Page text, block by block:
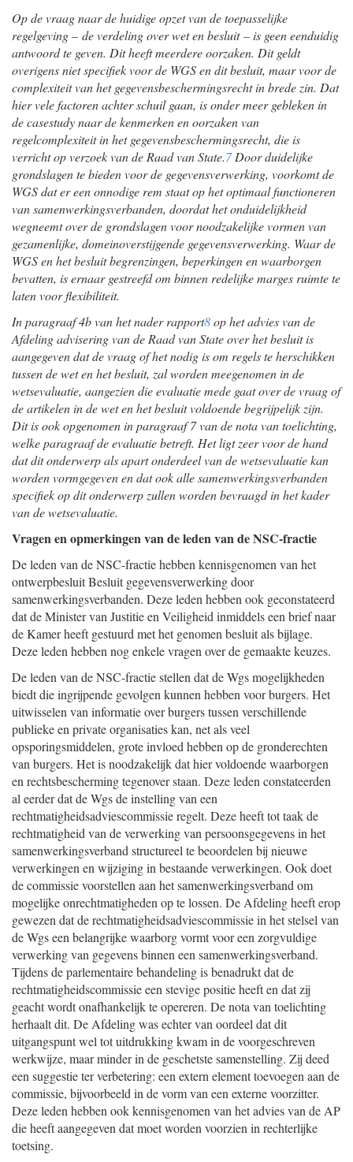
Op de vraag naar de huidige opzet van de toepasselijke
regelgeving – de verdeling over wet en besluit – is geen eenduidig
antwoord te geven. Dit heeft meerdere oorzaken. Dit geldt
overigens niet specifiek voor de WGS en dit besluit, maar voor de
complexiteit van het gegevensbeschermingsrecht in brede zin. Dat
hier vele factoren achter schuil gaan, is onder meer gebleken in
de casestudy naar de kenmerken en oorzaken van
regelcomplexiteit in het gegevensbeschermingsrecht, die is
verricht op verzoek van de Raad van State.7Door duidelijke
grondslagen te bieden voor de gegevensverwerking, voorkomt de
WGS dat er een onnodige rem staat op het optimaal functioneren
van samenwerkingsverbanden, doordat het onduidelijkheid
wegneemt over de grondslagen voor noodzakelijke vormen van
gezamenlijke, domeinoverstijgende gegevensverwerking. Waar de
WGS en het besluit begrenzingen, beperkingen en waarborgen
bevatten, is ernaar gestreefd om binnen redelijke marges ruimte te
laten voor flexibiliteit.
In paragraaf 4b van het nader rapport8op het advies van de
Afdeling advisering van de Raad van State over het besluit is
aangegeven dat de vraag of het nodig is om regels te herschikken
tussen de wet en het besluit, zal worden meegenomen in de
wetsevaluatie, aangezien die evaluatie mede gaat over de vraag of
de artikelen in de wet en het besluit voldoende begrijpelijk zijn.
Dit is ook opgenomen in paragraaf 7 van de nota van toelichting,
welke paragraaf de evaluatie betreft. Het ligt zeer voor de hand
dat dit onderwerp als apart onderdeel van de wetsevaluatie kan
worden vormgegeven en dat ook alle samenwerkingsverbanden
specifiek op dit onderwerp zullen worden bevraagd in het kader
van de wetsevaluatie.
Vragen en opmerkingen van de leden van de NSC-fractie
De leden van de NSC-fractie hebben kennisgenomen van het
ontwerpbesluit Besluit gegevensverwerking door
samenwerkingsverbanden. Deze leden hebben ook geconstateerd
dat de Minister van Justitie en Veiligheid inmiddels een brief naar
de Kamer heeft gestuurd met het genomen besluit als bijlage.
Deze leden hebben nog enkele vragen over de gemaakte keuzes.
De leden van de NSC-fractie stellen dat de Wgs mogelijkheden
biedt die ingrijpende gevolgen kunnen hebben voor burgers. Het
uitwisselen van informatie over burgers tussen verschillende
publieke en private organisaties kan, net als veel
opsporingsmiddelen, grote invloed hebben op de gronderechten
van burgers. Het is noodzakelijk dat hier voldoende waarborgen
en rechtsbescherming tegenover staan. Deze leden constateerden
al eerder dat de Wgs de instelling van een
rechtmatigheidsadviescommissie regelt. Deze heeft tot taak de
rechtmatigheid van de verwerking van persoonsgegevens in het
samenwerkingsverband structureel te beoordelen bij nieuwe
verwerkingen en wijziging in bestaande verwerkingen. Ook doet
de commissie voorstellen aan het samenwerkingsverband om
mogelijke onrechtmatigheden op te lossen. De Afdeling heeft erop
gewezen dat de rechtmatigheidsadviescommissie in het stelsel van
de Wgs een belangrijke waarborg vormt voor een zorgvuldige
verwerking van gegevens binnen een samenwerkingsverband.
Tijdens de parlementaire behandeling is benadrukt dat de
rechtmatigheidscommissie een stevige positie heeft en dat zij
geacht wordt onafhankelijk te opereren. De nota van toelichting
herhaalt dit. De Afdeling was echter van oordeel dat dit
uitgangspunt wel tot uitdrukking kwam in de voorgeschreven
werkwijze, maar minder in de geschetste samenstelling. Zij deed
een suggestie ter verbetering: een extern element toevoegen aan de
commissie, bijvoorbeeld in de vorm van een externe voorzitter.
Deze leden hebben ook kennisgenomen van het advies van de AP
die heeft aangegeven dat moet worden voorzien in rechterlijke
toetsing.